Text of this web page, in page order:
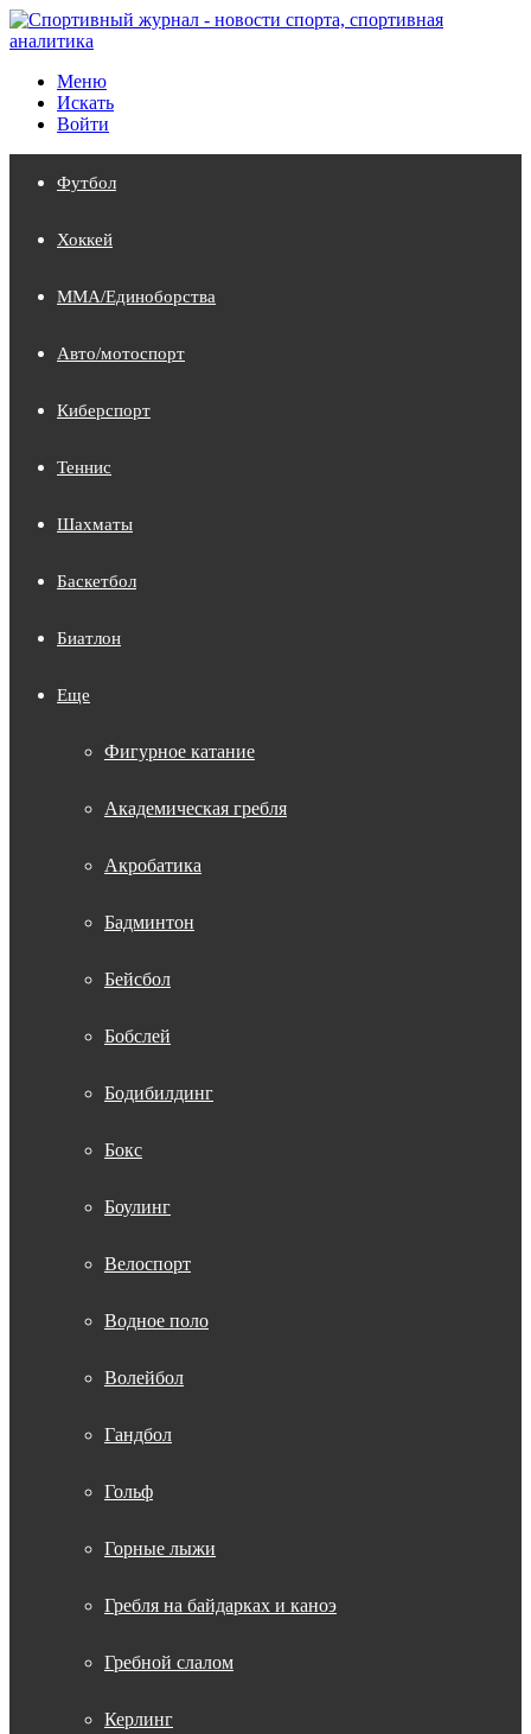
Меню
Искать
Войти
Футбол
Хоккей
MMA/Единоборства
Авто/мотоспорт
Киберспорт
Теннис
Шахматы
Баскетбол
Биатлон
Еще
Фигурное катание
Академическая гребля
Акробатика
Бадминтон
Бейсбол
Бобслей
Бодибилдинг
Бокс
Боулинг
Велоспорт
Водное поло
Волейбол
Гандбол
Гольф
Горные лыжи
Гребля на байдарках и каноэ
Гребной слалом
Керлинг